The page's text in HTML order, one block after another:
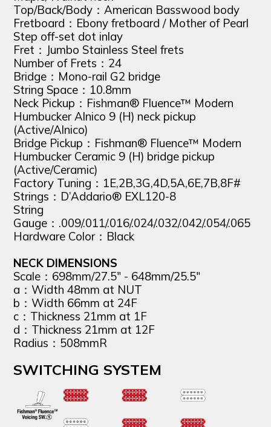
Top/Back/Body：American Basswood body
Fretboard：Ebony fretboard / Mother of Pearl
Step off-set dot inlay
Fret：Jumbo Stainless Steel frets
Number of Frets：24
Bridge：Mono-rail G2 bridge
String Space：10.8mm
Neck Pickup：Fishman® Fluence™ Modern
Humbucker Alnico 9 (H) neck pickup
(Active/Alnico)
Bridge Pickup：Fishman® Fluence™ Modern
Humbucker Ceramic 9 (H) bridge pickup
(Active/Ceramic)
Factory Tuning：1E,2B,3G,4D,5A,6E,7B,8F#
Strings：D’Addario® EXL120-8
String
Gauge：.009/.011/.016/.024/.032/.042/.054/.065
Hardware Color：Black
NECK DIMENSIONS
Scale：698mm/27.5" - 648mm/25.5"
a：Width 48mm at NUT
b：Width 66mm at 24F
c：Thickness 21mm at 1F
d：Thickness 21mm at 12F
Radius ： 508mmR
SWITCHING SYSTEM